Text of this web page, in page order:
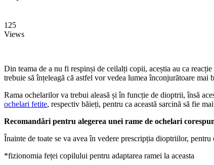
125
Views
Din teama de a nu fi respinși de ceilalți copii, aceștia au ca
trebuie să înțeleagă că astfel vor vedea lumea înconjurătoare mai
Rama ochelarilor va trebui aleasă și în funcție de dioptrii, însă
ochelari fetite, respectiv băieți, pentru ca această sarcină să fie
Recomandări pentru alegerea unei rame de ochelari
Înainte de toate se va avea în vedere prescripția dioptriilor, pentru
*fizionomia feței copilului pentru adaptarea ramei la aceasta